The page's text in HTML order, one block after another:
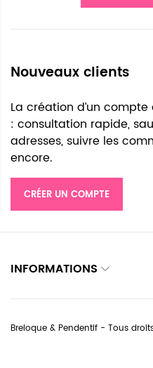
Nouveaux clients
La création d’un
: consultation rapide,
adresses, suivre les
encore.
CRÉER UN COMPTE
INFORMATIONS
Breloque & Pendentif - Tous